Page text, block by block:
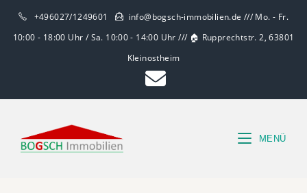
+496027/1249601
info@bogsch-immobilien.de /// Mo. - Fr.
10:00 - 18:00 Uhr / Sa. 10:00 - 14:00 Uhr /// 🏠 Rupprechtstr. 2, 63801
Kleinostheim
MENÜ